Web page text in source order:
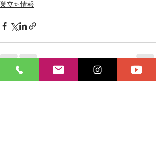
巣立ち情報
最新記事 すべて表示